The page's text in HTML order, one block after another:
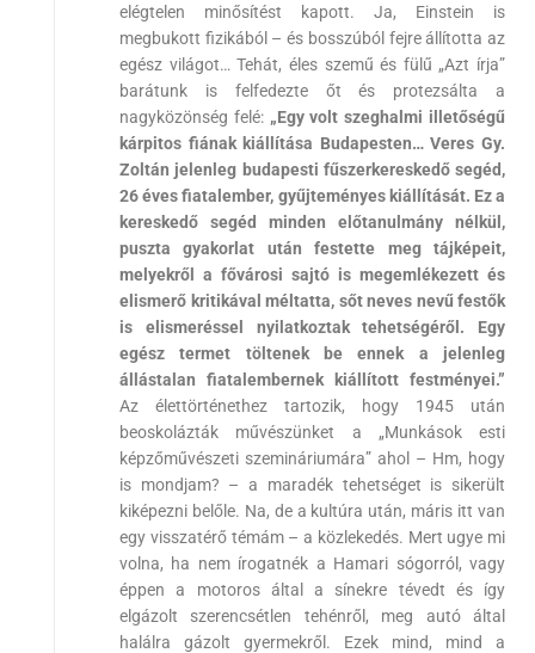
elégtelen minősítést kapott. Ja, Einstein is
megbukott fizikából – és bosszúból fejre állította az
egész világot… Tehát, éles szemű és fülű „Azt írja”
barátunk is felfedezte őt és protezsálta a
nagyközönség felé: „Egy volt szeghalmi illetőségű
kárpitos fiának kiállítása Budapesten… Veres Gy.
Zoltán jelenleg budapesti fűszerkereskedő segéd,
26 éves fiatalember, gyűjteményes kiállítását. Ez a
kereskedő segéd minden előtanulmány nélkül,
puszta gyakorlat után festette meg tájképeit,
melyekről a fővárosi sajtó is megemlékezett és
elismerő kritikával méltatta, sőt neves nevű festők
is elismeréssel nyilatkoztak tehetségéről. Egy
egész termet töltenek be ennek a jelenleg
állástalan fiatalembernek kiállított festményei.”
Az élettörténethez tartozik, hogy 1945 után
beoskolázták művészünket a „Munkások esti
képzőművészeti szemináriumára” ahol – Hm, hogy
is mondjam? – a maradék tehetséget is sikerült
kiképezni belőle. Na, de a kultúra után, máris itt van
egy visszatérő témám – a közlekedés. Mert ugye mi
volna, ha nem írogatnék a Hamari sógorról, vagy
éppen a motoros által a sínekre tévedt és így
elgázolt szerencsétlen tehénről, meg autó által
halálra gázolt gyermekről. Ezek mind, mind a